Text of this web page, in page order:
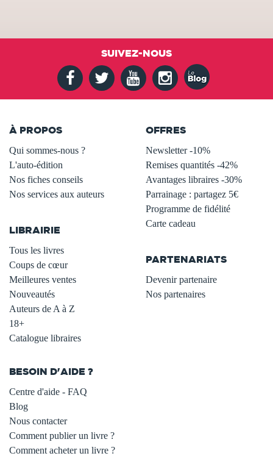
SUIVEZ-NOUS
À PROPOS
Qui sommes-nous ?
L'auto-édition
Nos fiches conseils
Nos services aux auteurs
LIBRAIRIE
Tous les livres
Coups de cœur
Meilleures ventes
Nouveautés
Auteurs de A à Z
18+
Catalogue libraires
OFFRES
Newsletter -10%
Remises quantités -42%
Avantages libraires -30%
Parrainage : partagez 5€
Programme de fidélité
Carte cadeau
PARTENARIATS
Devenir partenaire
Nos partenaires
BESOIN D'AIDE ?
Centre d'aide - FAQ
Blog
Nous contacter
Comment publier un livre ?
Comment acheter un livre ?